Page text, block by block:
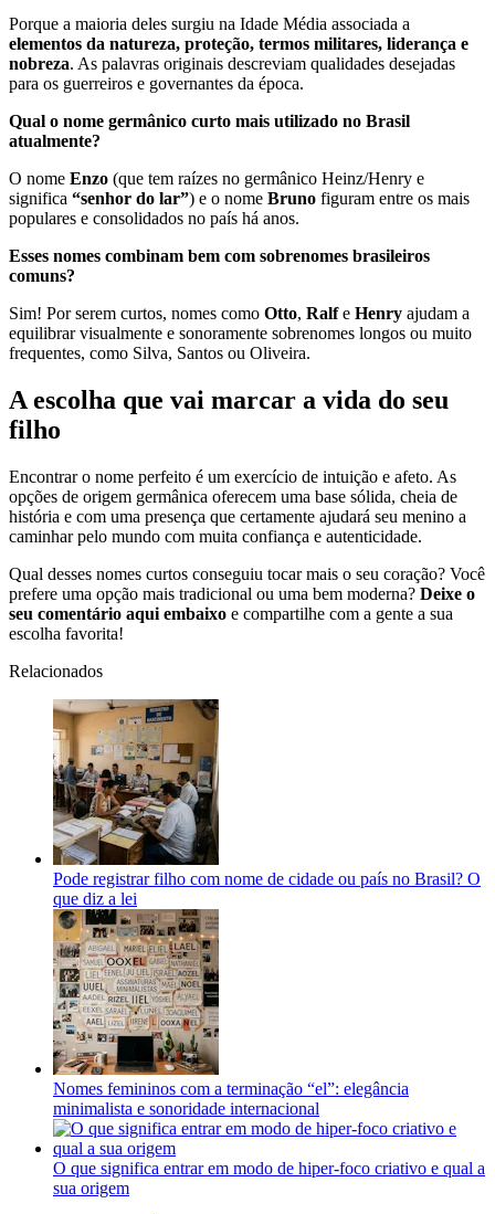
Porque a maioria deles surgiu na Idade Média associada a
elementos da natureza, proteção, termos militares, liderança e
nobreza. As palavras originais descreviam qualidades desejadas
para os guerreiros e governantes da época.
Qual o nome germânico curto mais utilizado no Brasil
atualmente?
O nome Enzo (que tem raízes no germânico Heinz/Henry e
significa “senhor do lar”) e o nome Bruno figuram entre os mais
populares e consolidados no país há anos.
Esses nomes combinam bem com sobrenomes brasileiros
comuns?
Sim! Por serem curtos, nomes como Otto, Ralfe Henry ajudam a
equilibrar visualmente e sonoramente sobrenomes longos ou muito
frequentes, como Silva, Santos ou Oliveira.
A escolha que vai marcar a vida do seu
filho
Encontrar o nome perfeito é um exercício de intuição e afeto. As
opções de origem germânica oferecem uma base sólida, cheia de
história e com uma presença que certamente ajudará seu menino a
caminhar pelo mundo com muita confiança e autenticidade.
Qual desses nomes curtos conseguiu tocar mais o seu coração? Você
prefere uma opção mais tradicional ou uma bem moderna? Deixe o
seu comentário aqui embaixo e compartilhe com a gente a sua
escolha favorita!
Relacionados
Pode registrar filho com nome de cidade ou país no Brasil? O
que diz a lei
Nomes femininos com a terminação “el”: elegância
minimalista e sonoridade internacional
O que significa entrar em modo de hiper-foco criativo e qual a
sua origem